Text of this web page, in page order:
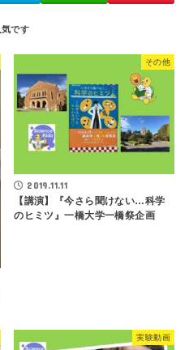
その他
2019.11.11
【講演】『今さら聞けない…科学
のヒミツ』一橋大学一橋祭企画
実験動画